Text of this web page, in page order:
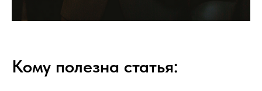
Кому полезна статья: